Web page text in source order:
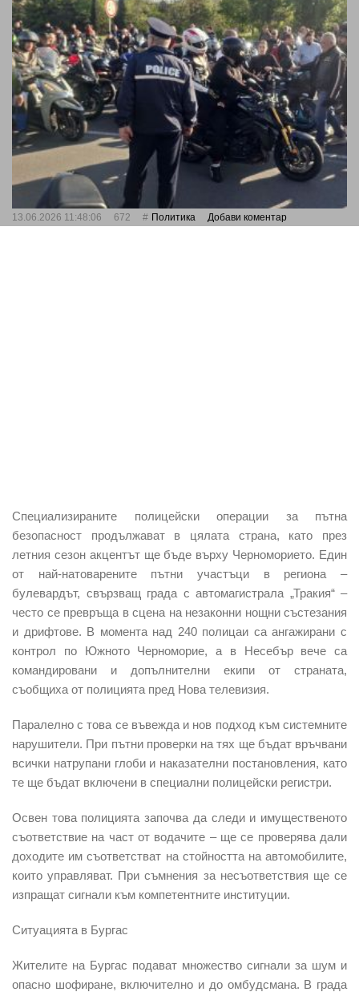
13.06.2026 11:48:06 672 Политика Добави коментар
Специализираните полицейски операции за пътна
безопасност продължават в цялата страна, като през
летния сезон акцентът ще бъде върху Черноморието. Един
от най-натоварените пътни участъци в региона –
булевардът, свързващ града с автомагистрала „Тракия“ –
често се превръща в сцена на незаконни нощни състезания
и дрифтове. В момента над 240 полицаи са ангажирани с
контрол по Южното Черноморие, а в Несебър вече са
командировани и допълнителни екипи от страната,
съобщиха от полицията пред Нова телевизия.
Паралелно с това се въвежда и нов подход към системните
нарушители. При пътни проверки на тях ще бъдат връчвани
всички натрупани глоби и наказателни постановления, като
те ще бъдат включени в специални полицейски регистри.
Освен това полицията започва да следи и имущественото
съответствие на част от водачите – ще се проверява дали
доходите им съответстват на стойността на автомобилите,
които управляват. При съмнения за несъответствия ще се
изпращат сигнали към компетентните институции.
Ситуацията в Бургас
Жителите на Бургас подават множество сигнали за шум и
опасно шофиране, включително и до омбудсмана. В града